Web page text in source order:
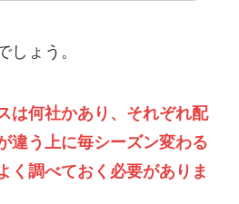
しょう。
は何社かあり、それぞれ配
違う上に毎シーズン変わる
く調べておく必要がありま